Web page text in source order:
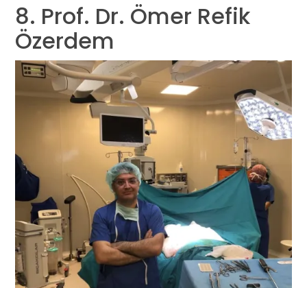
8. Prof. Dr. Ömer Refik
Özerdem